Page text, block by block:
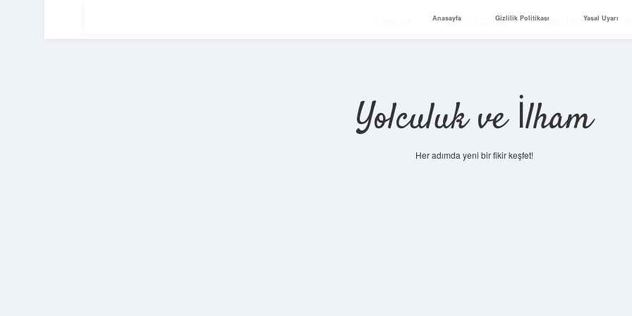
Gizlilik Politikası Yasal Uyarı
Yolculuk ve İlham
Her adımda yeni bir fikir keşfet!
Anasayfa Gizlilik Politikası Yasal Uyarı